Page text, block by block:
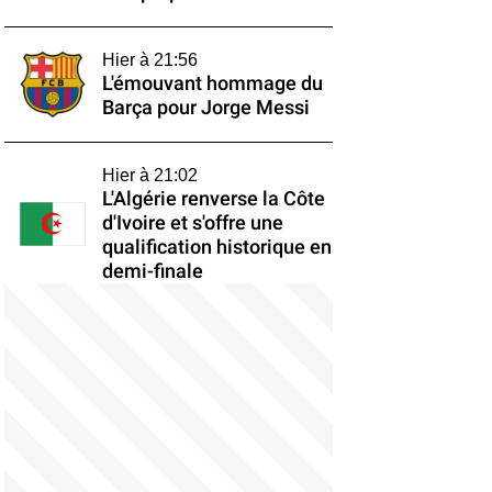
Hier à 21:56
L'émouvant hommage du
Barça pour Jorge Messi
Hier à 21:02
L'Algérie renverse la Côte
d'Ivoire et s'offre une
qualification historique en
demi-finale